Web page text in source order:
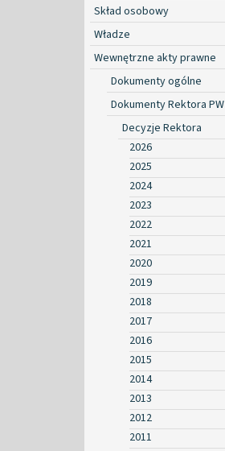
Skład osobowy
Władze
Wewnętrzne akty prawne
Dokumenty ogólne
Dokumenty Rektora PW
Decyzje Rektora
2026
2025
2024
2023
2022
2021
2020
2019
2018
2017
2016
2015
2014
2013
2012
2011